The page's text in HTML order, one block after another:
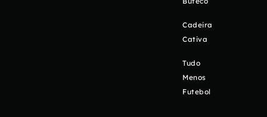
Cadeira
Cativa
Tudo
Menos
Futebol